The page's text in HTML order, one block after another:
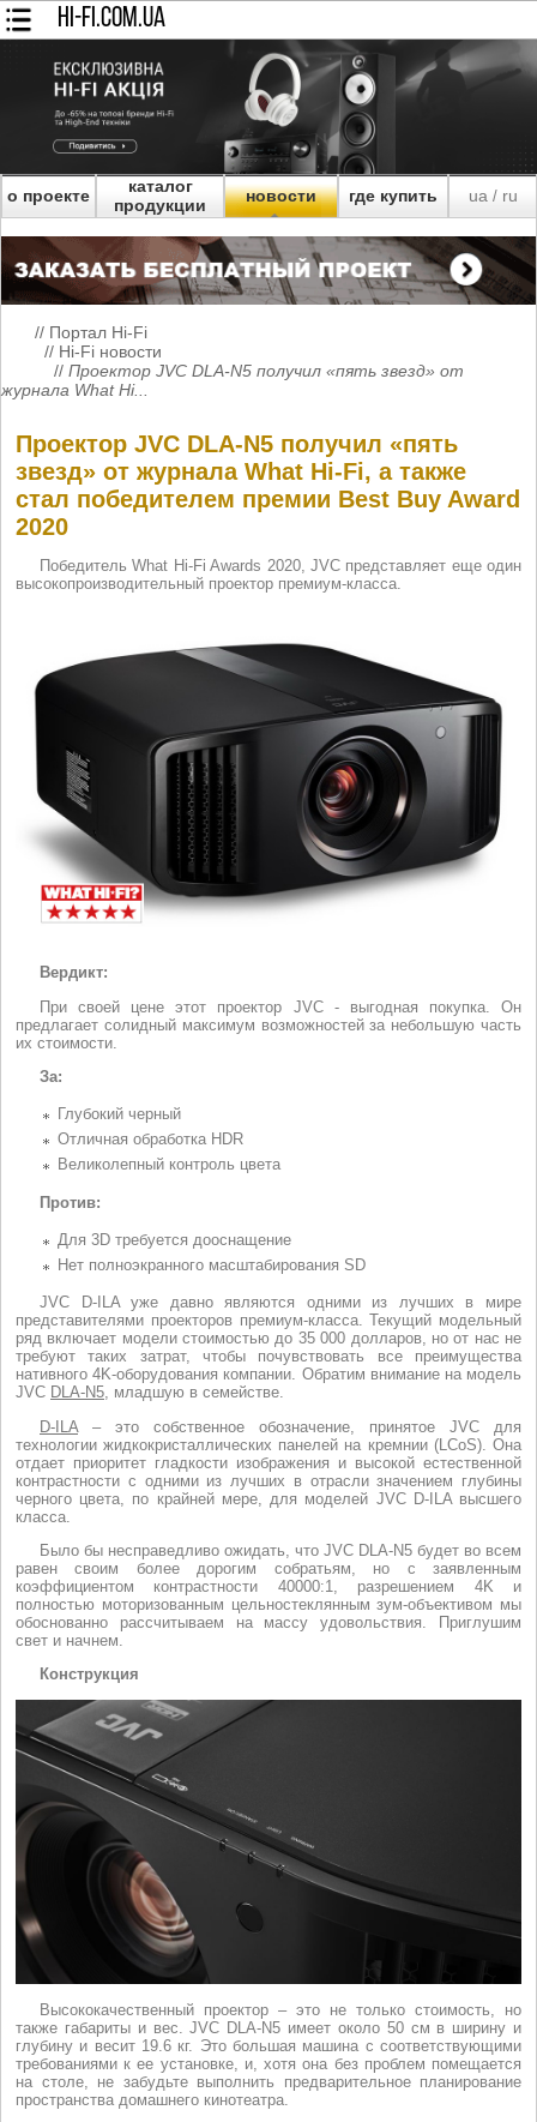
HI-FI.COM.UA
о проекте
каталог
продукции
новости где купить ua/ ru
// Портал Hi-Fi
// Hi-Fi новости
// Проектор JVC DLA-N5 получил «пять звезд» от
журнала What Hi...
Проектор JVC DLA-N5 получил «пять
звезд» от журнала What Hi-Fi, а также
стал победителем премии Best Buy Award
2020
Победитель What Hi-Fi Awards 2020, JVC представляет еще один
высокопроизводительный проектор премиум-класса.
Вердикт:
При своей цене этот проектор JVC - выгодная покупка. Он
предлагает солидный максимум возможностей за небольшую часть
их стоимости.
За:
Глубокий черный
Отличная обработка HDR
Великолепный контроль цвета
Против:
Для 3D требуется дооснащение
Нет полноэкранного масштабирования SD
JVC D-ILA уже давно являются одними из лучших в мире
представителями проекторов премиум-класса. Текущий модельный
ряд включает модели стоимостью до 35 000 долларов, но от нас не
требуют таких затрат, чтобы почувствовать все преимущества
нативного 4K-оборудования компании. Обратим внимание на модель
JVC DLA-N5, младшую в семействе.
D-ILA – это собственное обозначение, принятое JVC для
технологии жидкокристаллических панелей на кремнии (LCoS). Она
отдает приоритет гладкости изображения и высокой естественной
контрастности с одними из лучших в отрасли значением глубины
черного цвета, по крайней мере, для моделей JVC D-ILA высшего
класса.
Было бы несправедливо ожидать, что JVC DLA-N5 будет во всем
равен своим более дорогим собратьям, но с заявленным
коэффициентом контрастности 40000:1, разрешением 4K и
полностью моторизованным цельностеклянным зум-объективом мы
обоснованно рассчитываем на массу удовольствия. Приглушим
свет и начнем.
Конструкция
Высококачественный проектор – это не только стоимость, но
также габариты и вес. JVC DLA-N5 имеет около 50 см в ширину и
глубину и весит 19.6 кг. Это большая машина с соответствующими
требованиями к ее установке, и, хотя она без проблем помещается
на столе, не забудьте выполнить предварительное планирование
пространства домашнего кинотеатра.